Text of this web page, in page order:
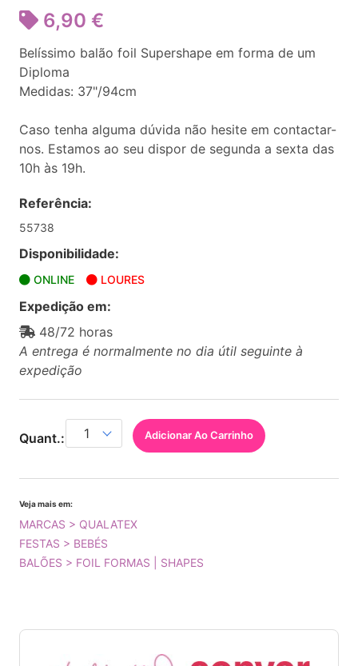
6,90 €
Belíssimo balão foil Supershape em forma de um
Diploma
Medidas: 37"/94cm
Caso tenha alguma dúvida não hesite em contactar-
nos. Estamos ao seu dispor de segunda a sexta das
10h às 19h.
Referência:
55738
Disponibilidade:
ONLINE LOURES
Expedição em:
48/72 horas
A entrega é normalmente no dia útil seguinte à
expedição
Quant.: Adicionar Ao Carrinho
Veja mais em:
MARCAS > QUALATEX
FESTAS > BEBÉS
BALÕES > FOIL FORMAS | SHAPES